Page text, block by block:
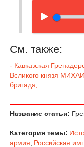
См. также:
- Кавказская
Великого князя
бригада;
Название статьи:
Категория темы:
армия
Российская